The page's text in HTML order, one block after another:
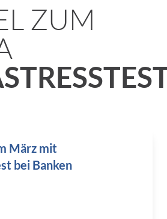
ZUM
März mit
bei Banken